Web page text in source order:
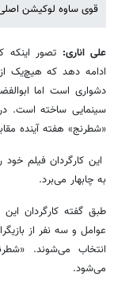
قوی ساوه لوکیشن اصلی
علی اناری: تصور اینکه
ادامه دهد که هیچ‌یک
سینمایی ساخته است.
«شطرنج» هفته آینده
این کارگردان فیلم
به چابهار می‌برد.
طبق گفته کارگردان
عوامل و سه نفر از
انتخاب می‌شوند.
می‌شود.